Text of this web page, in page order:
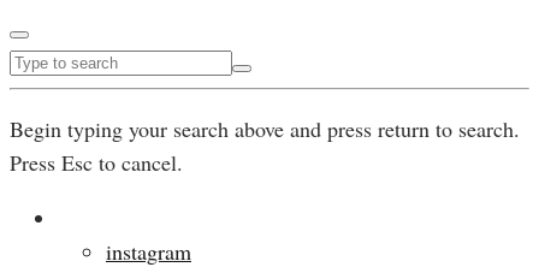
Begin typing your search above and press return to search.
Press Esc to cancel.
instagram